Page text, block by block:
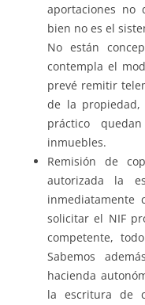
aportaciones no
bien no es el
No están
contempla el
prevé remitir
de la
práctico
inmuebles.
Remisión de
autorizada la
inmediatamente
solicitar el NIF
competente,
Sabemos
hacienda
la escritura de